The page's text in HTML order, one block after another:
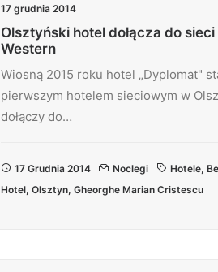
17 grudnia 2014
Olsztyński hotel dołącza do sieci
Western
Wiosną 2015 roku hotel „Dyplomat"
pierwszym hotelem sieciowym w
dołączy do…
17 Grudnia 2014 Noclegi Hotele,
Hotel, Olsztyn, Gheorghe Marian Cristescu